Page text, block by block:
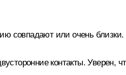
совпадают или очень близки.
контакты.